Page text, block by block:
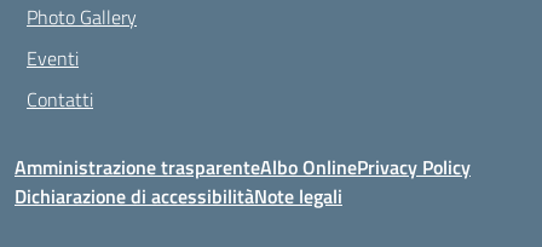
Photo Gallery
Eventi
Contatti
Amministrazione trasparenteAlbo OnlinePrivacy Policy
Dichiarazione di accessibilitàNote legali